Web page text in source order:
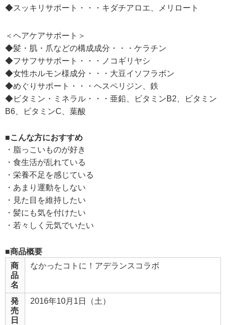
◆スッキリサポート・・・キダチアロエ、メリロート
＜ヘアケアサポート＞
◆髪・肌・爪などの構成成分・・・ケラチン
◆フサフササポート・・・ノコギリヤシ
◆女性ホルモン様成分・・・大豆イソフラボン
◆めぐりサポート・・・ヘスペリジン、鉄
◆ビタミン・ミネラル・・・亜鉛、ビタミンB2、ビタミン
B6、ビタミンC、葉酸
■こんな方におすすめ
・脂っこいものが好き
・食生活が乱れている
・栄養不足を感じている
・あまり運動をしない
・見た目を維持したい
・髪にも気を付けたい
・若々しく元気でいたい
■商品概要
商
品
名
なかったコトに！アデランスコラボ
発
売
日
2016年10月1日（土）